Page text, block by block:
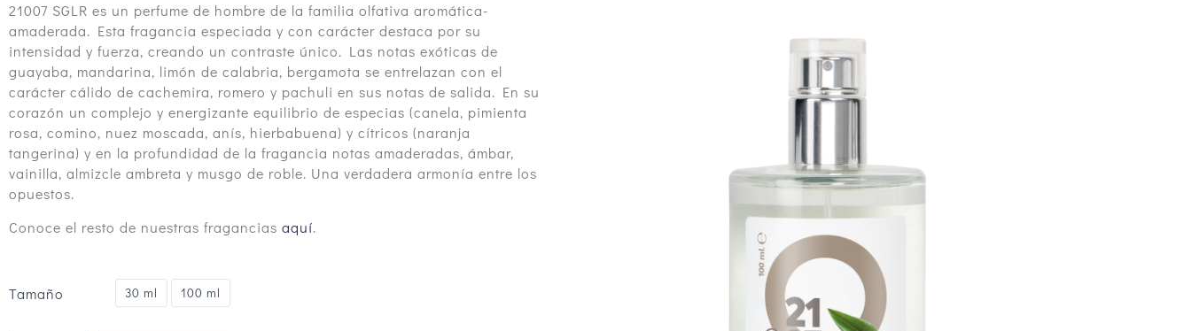
21007 SGLR es un perfume de hombre de la familia olfativa aromática-
amaderada. Esta fragancia especiada y con carácter destaca por su
intensidad y fuerza, creando un contraste único. Las notas exóticas de
guayaba, mandarina, limón de calabria, bergamota se entrelazan con el
carácter cálido de cachemira, romero y pachuli en sus notas de salida. En su
corazón un complejo y energizante equilibrio de especias (canela, pimienta
rosa, comino, nuez moscada, anís, hierbabuena) y cítricos (naranja
tangerina) y en la profundidad de la fragancia notas amaderadas, ámbar,
vainilla, almizcle ambreta y musgo de roble. Una verdadera armonía entre los
opuestos.
Conoce el resto de nuestras fragancias aquí.
Tamaño 30 ml 100 ml